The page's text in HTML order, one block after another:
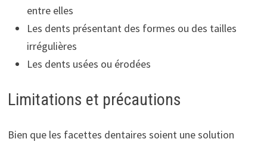
entre elles
Les dents présentant des formes ou des tailles
irrégulières
Les dents usées ou érodées
Limitations et précautions
Bien que les facettes dentaires soient une solution